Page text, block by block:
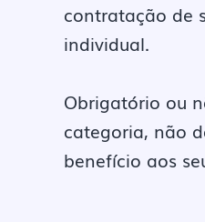
contratação de
individual.
Obrigatório ou
categoria, não
benefício aos